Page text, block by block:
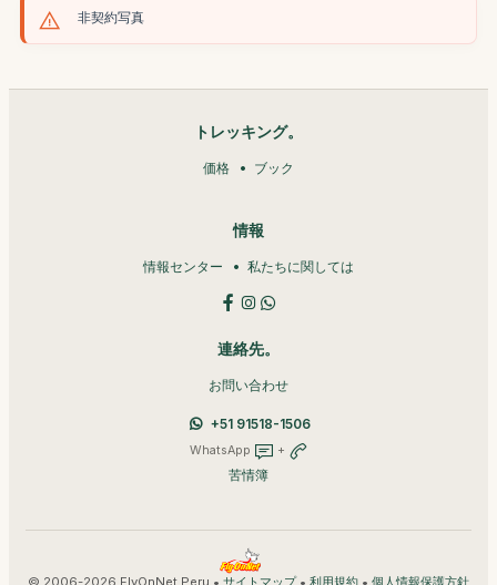
非契約写真
トレッキング。
価格 ブック
情報
情報センター 私たちに関しては
連絡先。
お問い合わせ
+51 91518-1506
WhatsApp +
苦情簿
© 2006-2026 FlyOnNet Peru • • •